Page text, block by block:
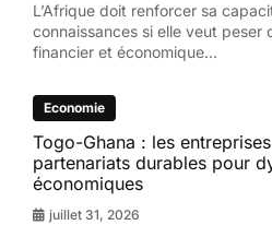
L’Afrique doit renforcer sa
connaissances si elle veut peser
financier et économique...
Economie
Togo-Ghana : les
partenariats durables pour
économiques
juillet 31, 2026